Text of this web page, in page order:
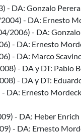
- DA: Gonzalo
- DA: Ernesto
2006) - DA:
- DA: Ernesto
- DA: Marco
- DA y DT: Pablo
- DA y DT:
DA: Ernesto
- DA: Heber
- DA: Ernesto